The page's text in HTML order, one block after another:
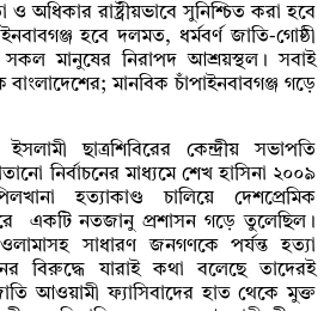
ও অধিকার রাষ্ট্রীয়ভাবে সুনিশ্চিত করা হবে
হবে দলমত, ধর্মবর্ণ জাতি-গোষ্ঠী
সকল মানুষের নিরাপদ আশ্রয়স্থল। সবাই
মানবিক চাঁপাইনবাবগঞ্জ গড়ে
ছাত্রশিবিরের কেন্দ্রীয় সভাপতি
নির্বাচনের মাধ্যমে শেখ হাসিনা ২০০৯
হত্যাকাণ্ড চালিয়ে দেশপ্রেমিক
একটি নতজানু প্রশাসন গড়ে তুলেছিল।
সাধারণ জনগণকে পর্যন্ত হত্যা
বিরুদ্ধে যারাই কথা বলেছে তাদেরই
আওয়ামী ফ্যাসিবাদের হাত থেকে মুক্ত